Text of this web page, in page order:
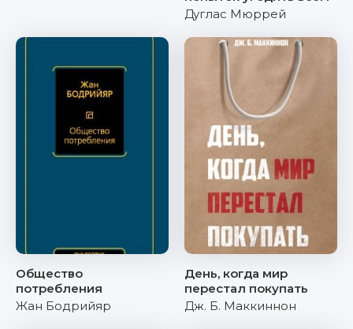
Дуглас Мюррей
Общество
потребления
Жан Бодрийяр
День, когда мир
перестал покупать
Дж. Б. Маккиннон